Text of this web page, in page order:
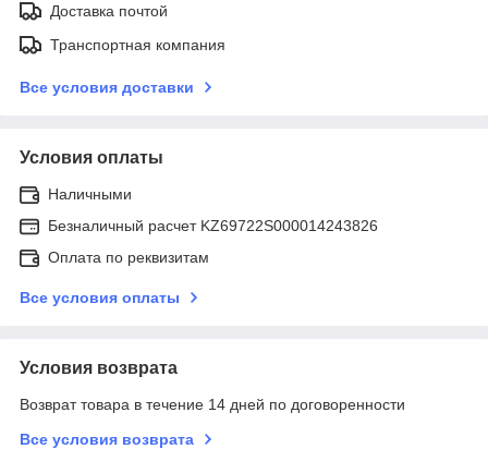
Доставка почтой
Транспортная компания
Все условия доставки
Условия оплаты
Наличными
Безналичный расчет KZ69722S000014243826
Оплата по реквизитам
Все условия оплаты
Условия возврата
Возврат товара в течение 14 дней по договоренности
Все условия возврата